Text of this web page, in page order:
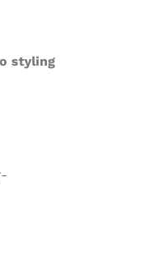
styling